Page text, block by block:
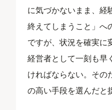
に気づかないまま、経
終えてしまうこと」へ
ですが、状況を確実に
経営者として一刻も早
ければならない。その
の高い手段を選んだと